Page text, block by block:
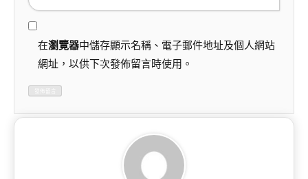
在瀏覽器中儲存顯示名稱、電子郵件地址及個人網站
網址，以供下次發佈留言時使用。